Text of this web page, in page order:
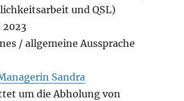
und QSL)
/ allgemeine Aussprache
Sandra
um die Abholung von